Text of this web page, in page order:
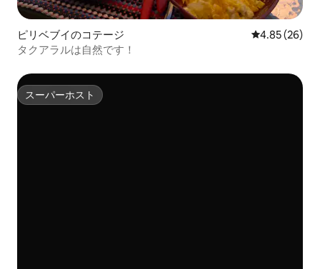
ピリベブイのコテージ レビュー26
4.85 (26)
タクアラルは自然です！
スーパーホスト
スーパーホスト